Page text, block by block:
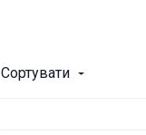
Сортувати